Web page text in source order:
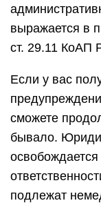
выражается в
ст. 29.11 КоАП
Если у вас
сможете
бывало.
подлежат